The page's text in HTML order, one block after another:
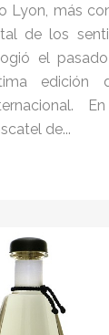
Lyon, más
de los
el
edición
de...